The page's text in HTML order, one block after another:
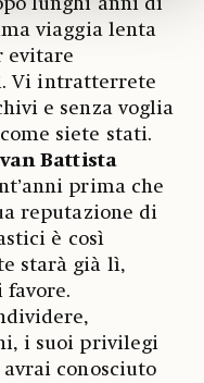
lunghi anni di
viaggia lenta
evitare
Vi intratterrete
e senza voglia
siete stati.
Battista
prima che
reputazione di
è così
starà già lì,
favore.
i suoi privilegi
conosciuto